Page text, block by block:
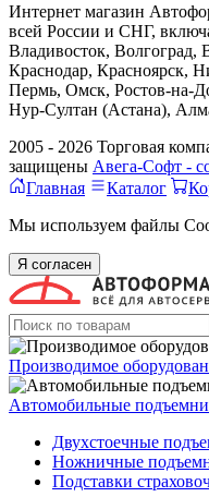
Интернет магазин
всей России и СНГ,
Владивосток, Волгоград,
Краснодар, Красноярск,
Пермь, Омск, Ростов-на-
Нур-Султан (Астана),
2005 - 2026 Торговая
защищены Авега-Софт -
Главная
Каталог
Мы используем файлы
Я согласен
Производимое
Автомобильные
Двухстоечные
Ножничные
Подставки